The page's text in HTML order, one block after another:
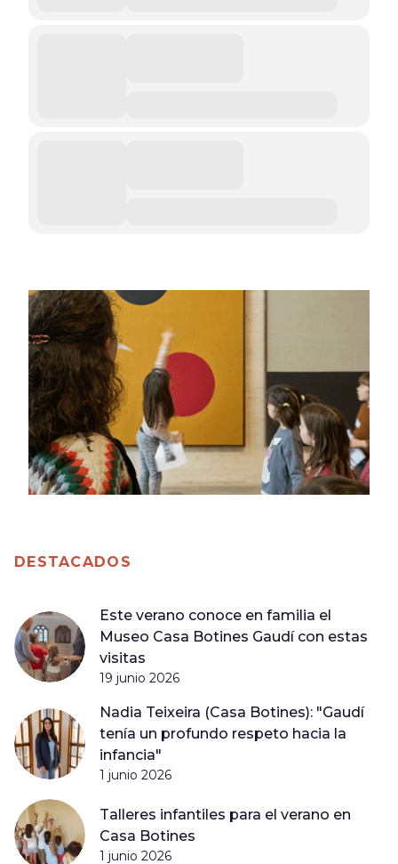
DESTACADOS
Este verano conoce en familia el
Museo Casa Botines Gaudí con estas
visitas
19 junio 2026
Nadia Teixeira (Casa Botines): "Gaudí
tenía un profundo respeto hacia la
infancia"
1 junio 2026
Talleres infantiles para el verano en
Casa Botines
1 junio 2026